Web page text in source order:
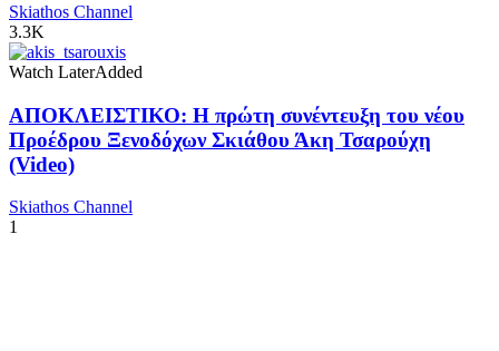
Skiathos Channel
3.3K
Watch LaterAdded
ΑΠΟΚΛΕΙΣΤΙΚΟ: Η πρώτη συνέντευξη του νέου
Προέδρου Ξενοδόχων Σκιάθου Άκη Τσαρούχη
(Video)
Skiathos Channel
1